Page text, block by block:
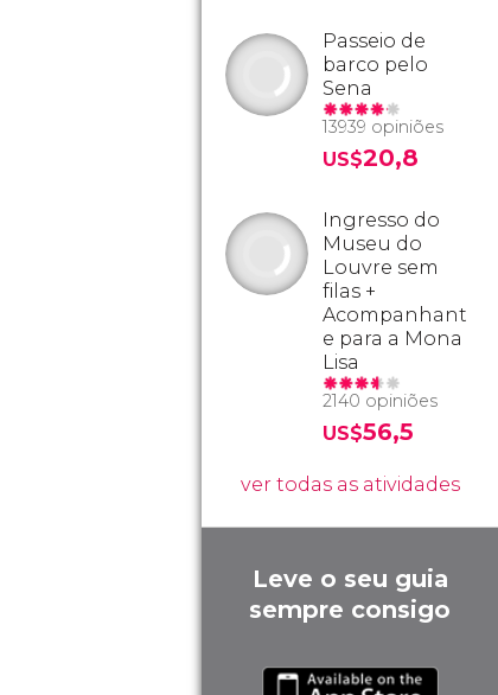
Passeio de
barco pelo
Sena
13939 opiniões
US$20,8
Ingresso do
Museu do
Louvre sem
filas +
Acompanhant
e para a Mona
Lisa
2140 opiniões
US$56,5
ver todas as atividades
Leve o seu guia
sempre consigo